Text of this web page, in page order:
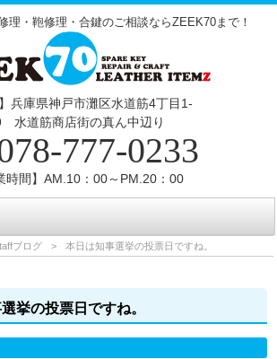
理・鞄修理・合鍵のご相談ならZEEK70まで！
】兵庫県神戸市灘区水道筋4丁目1‐
水道筋商店街の真ん中辺り
777-0233
時間】AM.10：00～PM.20：00
ブログ > 本日は知事選挙の投票日ですね。
挙の投票日ですね。